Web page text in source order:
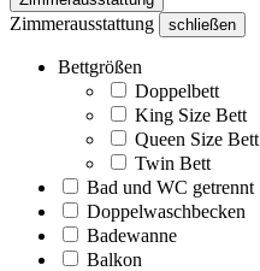
Zimmerausstattung schließen
Bettgrößen
Doppelbett
King Size Bett
Queen Size Bett
Twin Bett
Bad und WC getrennt
Doppelwaschbecken
Badewanne
Balkon